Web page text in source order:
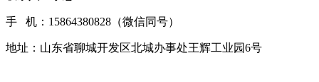
手 机：15864380828（微信同号）
地址：山东省聊城开发区北城办事处王辉工业园6号